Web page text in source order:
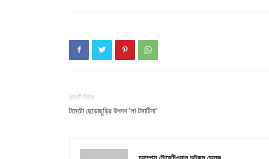
পূর্ববর্তী নিবন্ধ
টমেটো ছােড়াছুড়ির উৎসব ‘লা টমাটিনা’